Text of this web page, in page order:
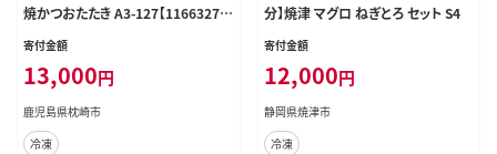
焼かつおたたき A3-127【1166327】
_ かつお さつま揚げ さつまあげ 枕
き おつまみ 1本釣り ゆず 人気
寄付金額
13,000円
鹿児島県枕崎市
冷凍
分】焼津 マグロ ねぎとろ セット S4
寄付金額
12,000円
静岡県焼津市
冷凍